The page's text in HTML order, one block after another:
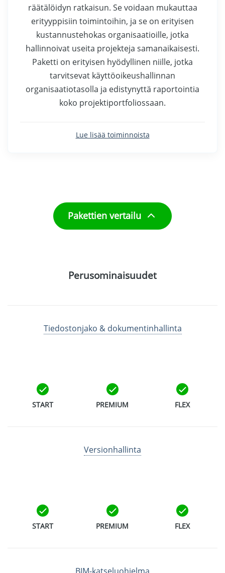
räätälöidyn ratkaisun. Se voidaan mukauttaa
erityyppisiin toimintoihin, ja se on erityisen
kustannustehokas organisaatioille, jotka
hallinnoivat useita projekteja samanaikaisesti.
Paketti on erityisen hyödyllinen niille, jotka
tarvitsevat käyttöoikeushallinnan
organisaatiotasolla ja edistynyttä raportointia
koko projektiportfoliossaan.
Lue lisää toiminnoista
Pakettien vertailu
Perusominaisuudet
Tiedostonjako & dokumentinhallinta
START PREMIUM FLEX
Versionhallinta
START PREMIUM FLEX